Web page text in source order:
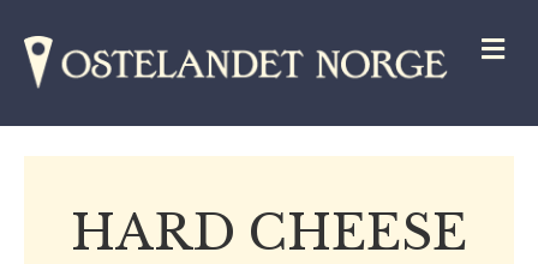
HARD CHEESE